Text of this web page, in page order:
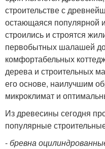
строительстве с
остающаяся популярной
строились и строятся
первобытных шалашей
комфортабельных
дерева и строительных
его основе, наилучшим
микроклимат и
Из древесины сегодня
популярные
-бревна